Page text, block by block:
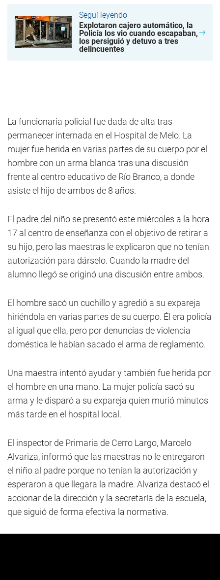
Seguí leyendo
Explotaron cajero automático, la
Policía los vio cuando escapaban,
los persiguió y detuvo a tres
delincuentes
La funcionaria policial fue dada de alta tras
permanecer internada en el Hospital de Melo. La
mujer fue herida en varias partes de su cuerpo por el
hombre con un arma blanca tras una discusión
frente al centro educativo de Río Branco, a donde
asiste el hijo de ambos de 8 años.
El padre del niño se presentó este miércoles a la hora
17 al centro de enseñanza con el objetivo de retirar a
su hijo, pero las maestras le explicaron que no tenían
autorización para dárselo. Cuando la madre del
alumno llegó se originó una discusión entre ambos.
El hombre sacó un cuchillo y agredió a su expareja
hiriéndola en varias partes de su cuerpo. Él era policía
al igual que ella, pero por denuncias de violencia
doméstica le habían sacado el arma de reglamento.
Una maestra intentó ayudar y también fue herida por
el hombre en una mano. La mujer policía sacó su
arma y le disparó a su expareja quien murió minutos
más tarde en el hospital local.
El inspector de Primaria de Cerro Largo, Marcelo
Alvariza, informó que las maestras no le entregaron
el niño al padre porque no tenían la autorización y
esperaron a que llegara la madre. Alvariza destacó el
accionar de la dirección y la secretaría de la escuela,
que siguió de forma efectiva la normativa.